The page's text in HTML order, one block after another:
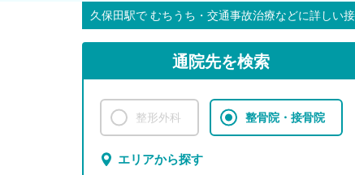
久保田駅で むちうち・交通事故治療などに詳しい
通院先を検索
整形外科 整骨院・接骨院
エリアから探す